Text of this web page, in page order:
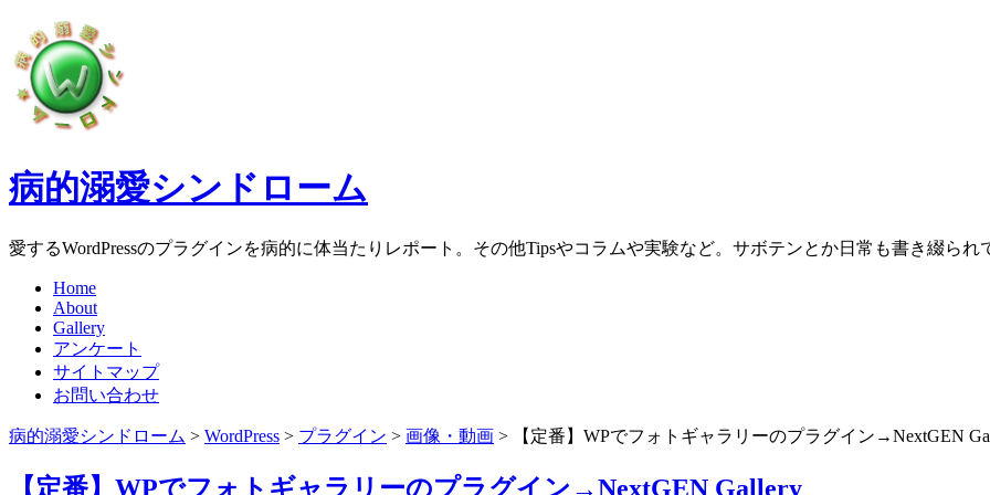
病的溺愛シンドローム
愛するWordPressのプラグインを病的に体当たりレポート。その他Tipsやコラムや実験など。サボテンとか日常も書き綴られ
Home
About
Gallery
アンケート
サイトマップ
お問い合わせ
病的溺愛シンドローム > WordPress > プラグイン > 画像・動画 > 【定番】WPでフォトギャラリーのプラグイン→NextGEN
【定番】WPでフォトギャラリーのプラグイン→NextGEN Gallery